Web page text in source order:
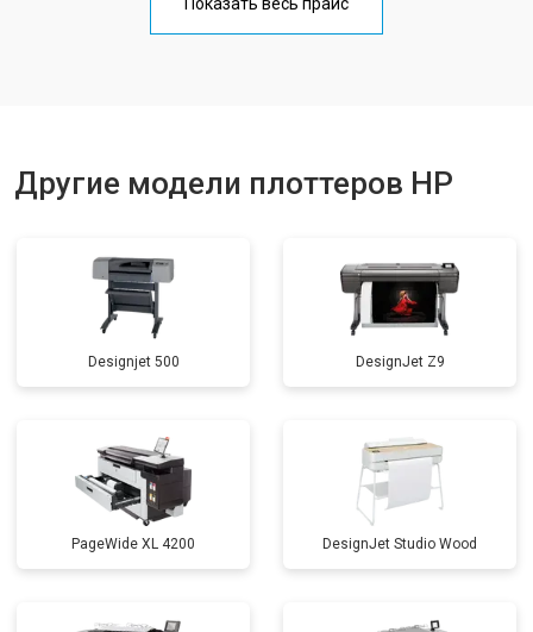
Другие модели плоттеров HP
Designjet 500 DesignJet Z9
PageWide XL 4200 DesignJet Studio Wood